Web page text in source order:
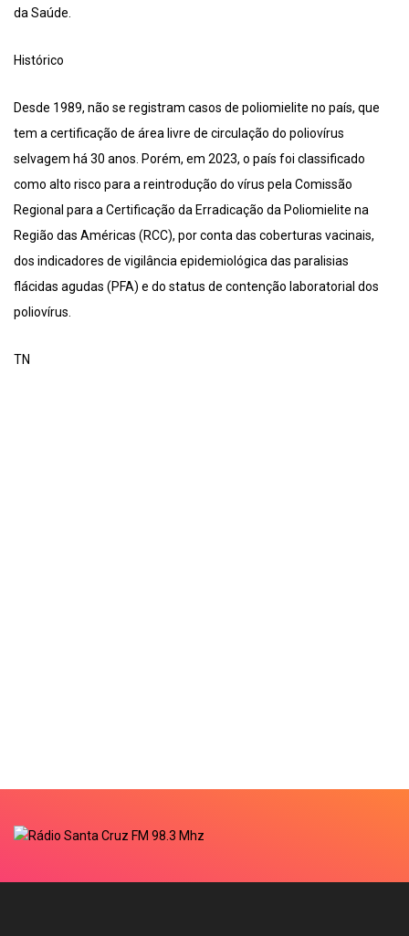
da Saúde.
Histórico
Desde 1989, não se registram casos de poliomielite no país, que
tem a certificação de área livre de circulação do poliovírus
selvagem há 30 anos. Porém, em 2023, o país foi classificado
como alto risco para a reintrodução do vírus pela Comissão
Regional para a Certificação da Erradicação da Poliomielite na
Região das Américas (RCC), por conta das coberturas vacinais,
dos indicadores de vigilância epidemiológica das paralisias
flácidas agudas (PFA) e do status de contenção laboratorial dos
poliovírus.
TN